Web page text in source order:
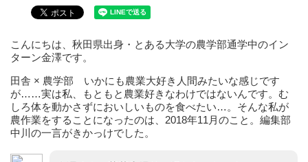
こんにちは、秋田県出身・とある大学の農学部通学中のイン
ターン金澤です。
田舎 × 農学部 いかにも農業大好き人間みたいな感じです
が……実は私、もともと農業好きなわけではないんです。む
しろ体を動かさずにおいしいものを食べたい…。そんな私が
農作業をすることになったのは、2018年11月のこと。編集部
中川の一言がきかっけでした。